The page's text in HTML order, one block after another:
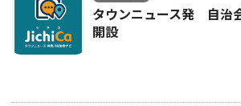
タウンニュース発 自治
開設